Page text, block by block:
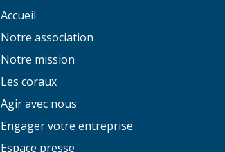
Accueil
Notre association
Notre mission
Les coraux
Agir avec nous
Engager votre entreprise
Espace presse